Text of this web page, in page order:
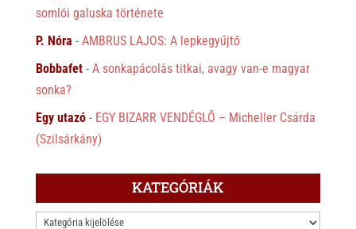
somlói galuska története
P. Nóra - AMBRUS LAJOS: A lepkegyűjtő
Bobbafet- A sonkapácolás titkai, avagy van-e magyar
sonka?
Egy utazó- EGY BIZARR VENDÉGLŐ – Micheller Csárda
(Szilsárkány)
KATEGÓRIÁK
KATEGÓRIÁK